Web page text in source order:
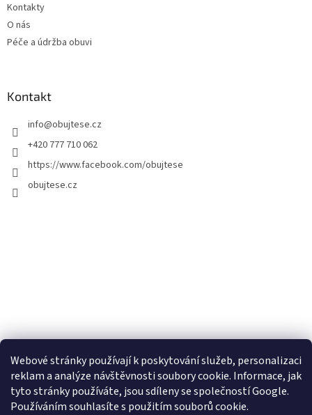
Webové stránky používají k poskytování služeb, personalizaci
reklam a analýze návštěvnosti soubory cookie. Informace, jak
tyto stránky používáte, jsou sdíleny se společností Google.
Používáním souhlasíte s použitím souborů cookie.
Kontakty
O nás
Péče a údržba obuvi
Kontakt
info@obujtese.cz
+420 777 710 062
https://www.facebook.com/obujtese
obujtese.cz